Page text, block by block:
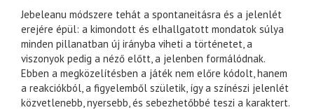
Jebeleanu módszere tehát a spontaneitásra és a jelenlét
erejére épül: a kimondott és elhallgatott mondatok súlya
minden pillanatban új irányba viheti a történetet, a
viszonyok pedig a néző előtt, a jelenben formálódnak.
Ebben a megközelítésben a játék nem előre kódolt, hanem
a reakciókból, a figyelemből születik, így a színészi jelenlét
közvetlenebb, nyersebb, és sebezhetőbbé teszi a karaktert.